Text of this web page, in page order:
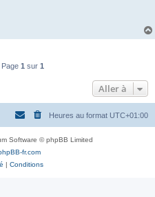
Page 1 sur 1
Aller à
Heures au format UTC+01:00
Software © phpBB Limited
fr.com
| Conditions